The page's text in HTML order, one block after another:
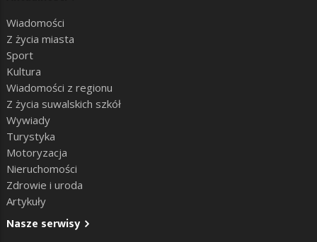
Wiadomości
Z życia miasta
Sport
Kultura
Wiadomości z regionu
Z życia suwalskich szkół
Wywiady
Turystyka
Motoryzacja
Nieruchomości
Zdrowie i uroda
Artykuły
Nasze serwisy